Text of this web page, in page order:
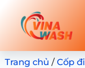
Trang chủ /Cốp